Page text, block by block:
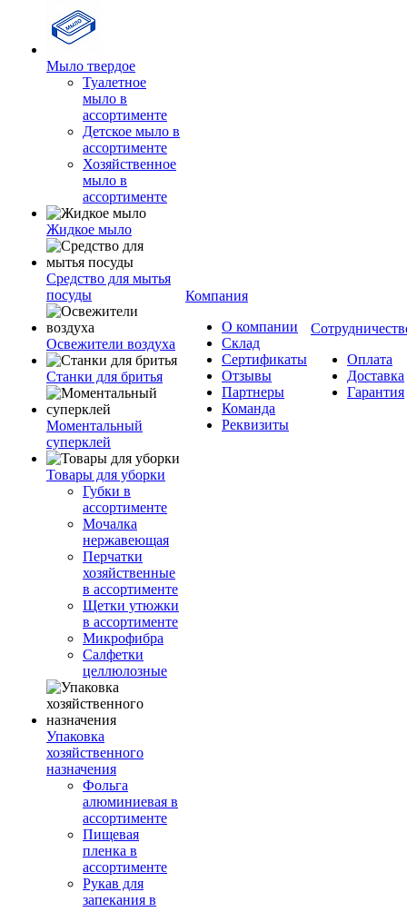
Мыло твердое
Туалетное
мыло в
ассортименте
Детское мыло в
ассортименте
Хозяйственное
мыло в
ассортименте
Жидкое мыло
Средство для мытья
посуды
Освежители воздуха
Станки для бритья
Моментальный
суперклей
Товары для уборки
Губки в
ассортименте
Мочалка
нержавеющая
Перчатки
хозяйственные
в ассортименте
Щетки утюжки
в ассортименте
Микрофибра
Салфетки
целлюлозные
Упаковка
хозяйственного
назначения
Фольга
алюминиевая в
ассортименте
Пищевая
пленка в
ассортименте
Рукав для
запекания в
Компания
О компании
Склад
Сертификаты
Отзывы
Партнеры
Команда
Реквизиты
Оплата
Доставка
Гарантия